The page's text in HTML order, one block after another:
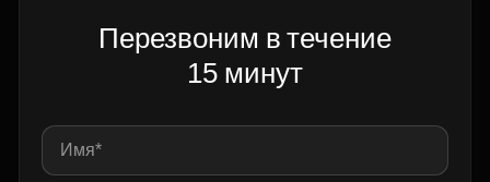
Перезвоним в течение
15 минут